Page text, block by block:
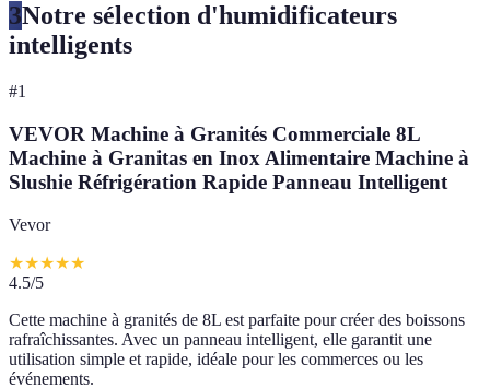
3Notre sélection d'humidificateurs
intelligents
#1
VEVOR Machine à Granités Commerciale 8L
Machine à Granitas en Inox Alimentaire Machine à
Slushie Réfrigération Rapide Panneau Intelligent
Vevor
★★★★★
4.5/5
Cette machine à granités de 8L est parfaite pour créer des boissons
rafraîchissantes. Avec un panneau intelligent, elle garantit une
utilisation simple et rapide, idéale pour les commerces ou les
événements.